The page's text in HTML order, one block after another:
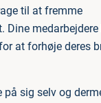
til at fremme
medarbejdere
at forhøje deres
sig selv og